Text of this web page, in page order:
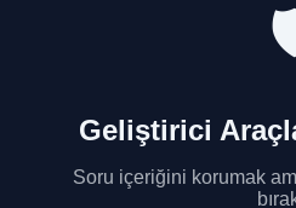
Geliştirici
Soru içeriğini korumak